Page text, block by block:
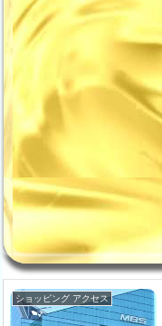
ショッピング アクセス